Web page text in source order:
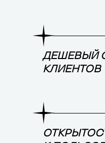
ДЕШЕВЫЙ
КЛИЕНТОВ